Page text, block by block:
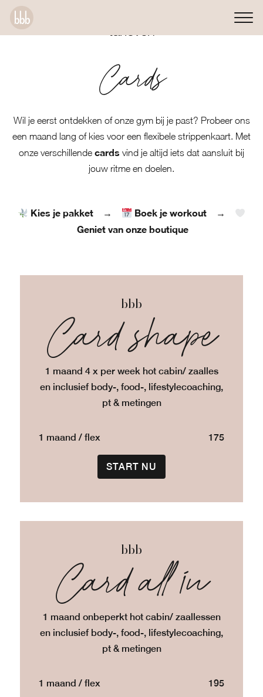
Cards
Wil je eerst ontdekken of onze gym bij je past? Probeer ons
een maand lang of kies voor een flexibele strippenkaart. Met
onze verschillende cards vind je altijd iets dat aansluit bij
jouw ritme en doelen.
Kies je pakket→ Boek je workout →
Geniet van onze boutique
bbb
Card shape
1 maand 4 x per week hot cabin/ zaalles
en inclusief body-, food-, lifestylecoaching,
pt & metingen
1 maand / flex 175
START NU
bbb
Card all in
1 maand onbeperkt hot cabin/ zaallessen
en inclusief body-, food-, lifestylecoaching,
pt & metingen
1 maand / flex 195